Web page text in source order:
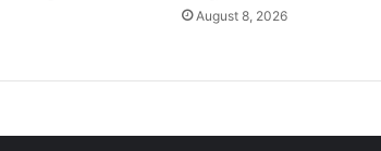
August 8, 2026